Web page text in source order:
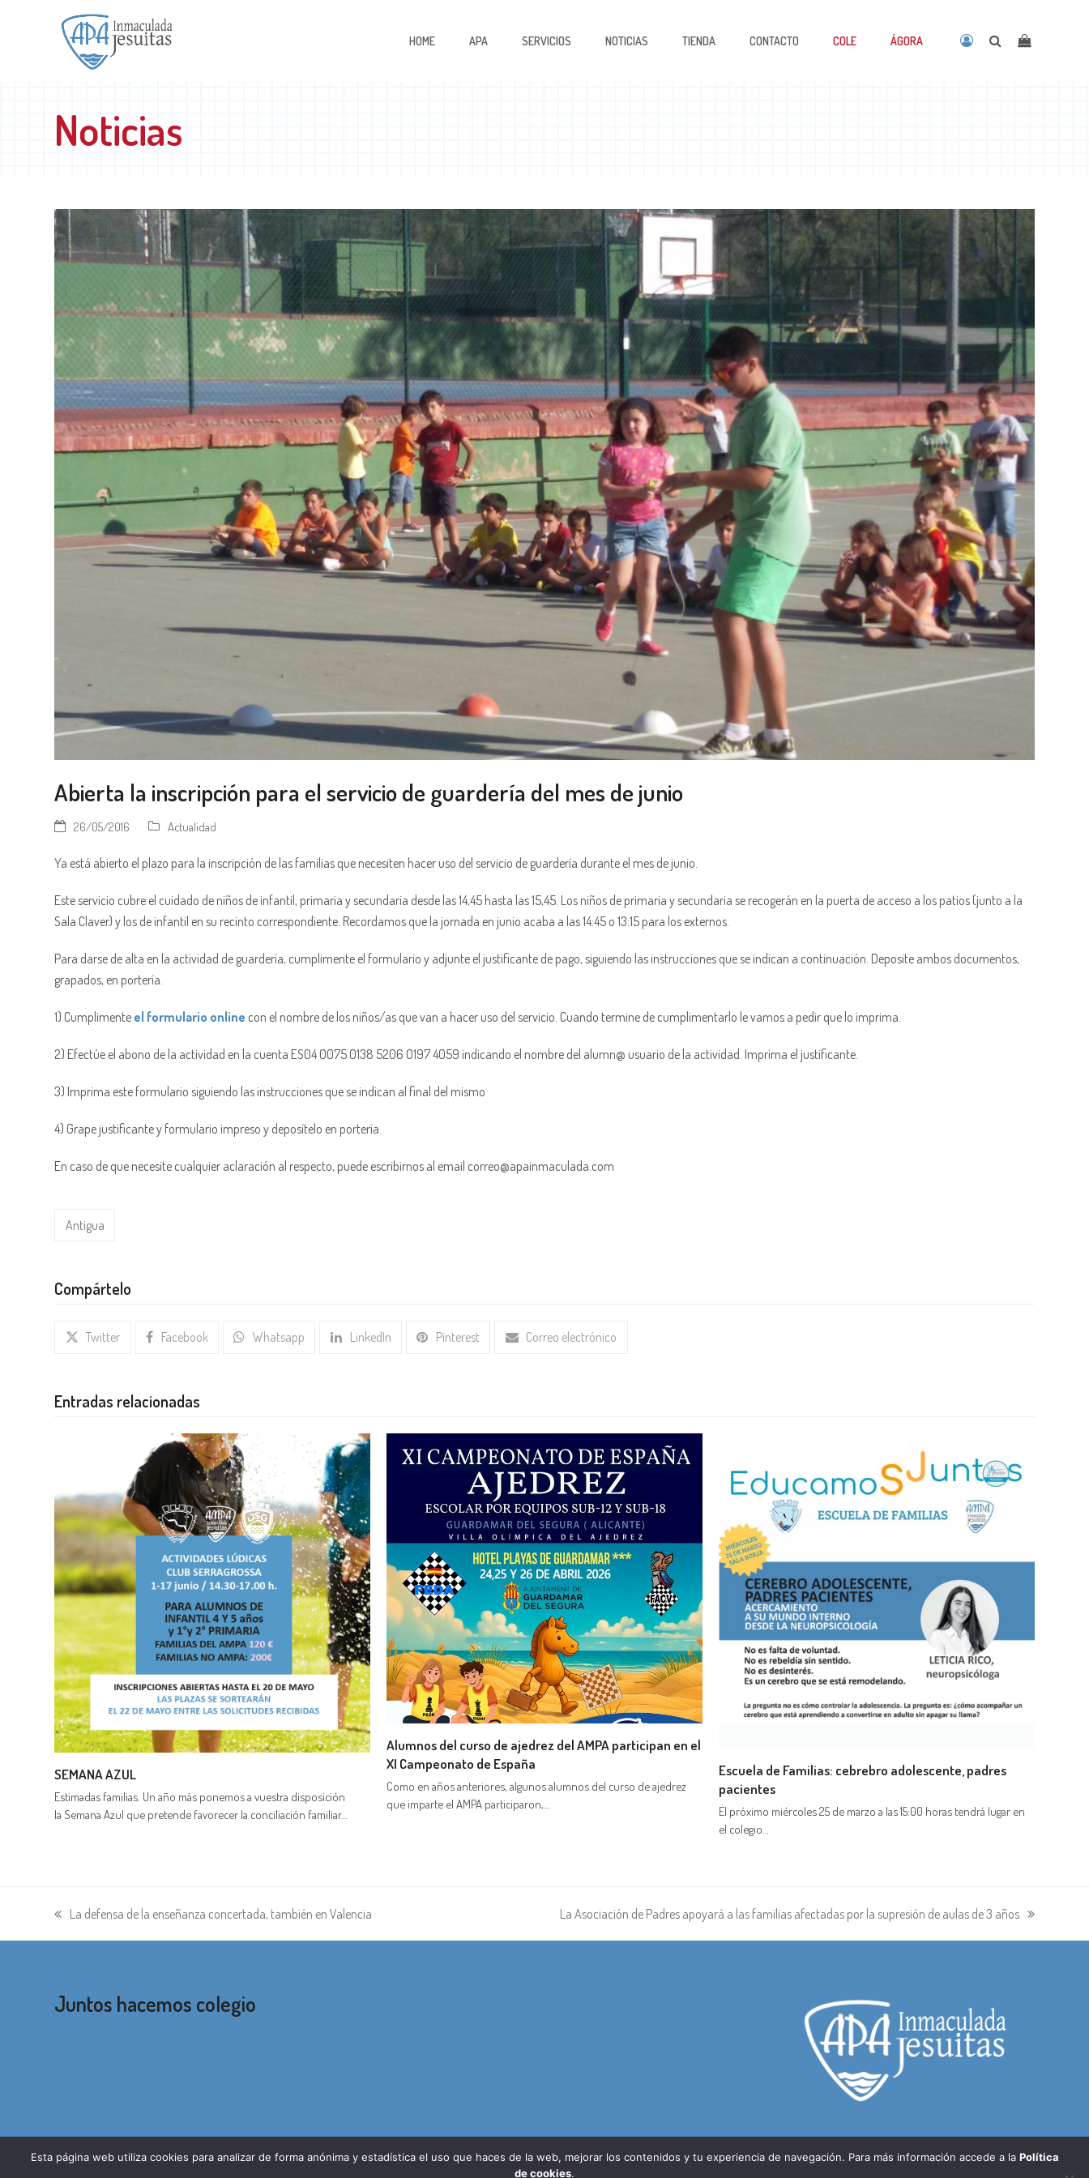
HOME APA SERVICIOS NOTICIAS TIENDA CONTACTO COLE ÁGORA
Noticias
Abierta la inscripción para el servicio de guardería del mes de junio
26/05/2016 Actualidad
Ya está abierto el plazo para la inscripción de las familias que necesiten hacer uso del servicio de guardería durante el mes de junio.
Este servicio cubre el cuidado de niños de infantil, primaria y secundaria desde las 14,45 hasta las 15,45. Los niños de primaria y secundaria se recogerán en la puerta de acceso a los patios (junto a la
Sala Claver) y los de infantil en su recinto correspondiente. Recordamos que la jornada en junio acaba a las 14:45 o 13:15 para los externos.
Para darse de alta en la actividad de guardería, cumplimente el formulario y adjunte el justificante de pago, siguiendo las instrucciones que se indican a continuación. Deposite ambos documentos,
grapados, en portería.
1) Cumplimente el formulario online con el nombre de los niños/as que van a hacer uso del servicio. Cuando termine de cumplimentarlo le vamos a pedir que lo imprima.
2) Efectúe el abono de la actividad en la cuenta ES04 0075 0138 5206 0197 4059 indicando el nombre del alumn@ usuario de la actividad. Imprima el justificante.
3) Imprima este formulario siguiendo las instrucciones que se indican al final del mismo
4) Grape justificante y formulario impreso y deposítelo en portería.
En caso de que necesite cualquier aclaración al respecto, puede escribirnos al email correo@apainmaculada.com
Antigua
Compártelo
Twitter Facebook Whatsapp LinkedIn Pinterest Correo electrónico
Entradas relacionadas
SEMANA AZUL
Estimadas familias. Un año más ponemos a vuestra disposición
la Semana Azul que pretende favorecer la conciliación familiar…
Alumnos del curso de ajedrez del AMPA participan en el
XI Campeonato de España
Como en años anteriores, algunos alumnos del curso de ajedrez
que imparte el AMPA participaron,…
Escuela de Familias: cebrebro adolescente, padres
pacientes
El próximo miércoles 25 de marzo a las 15:00 horas tendrá lugar en
el colegio…
entrada
anterior:
La defensa de la enseñanza concertada, también en Valencia
siguiente:
La Asociación de Padres apoyará a las familias afectadas por la supresión de aulas de 3 años
Juntos hacemos colegio
Esta página web utiliza cookies para analizar de forma anónima y estadística el uso que haces de la web, mejorar los contenidos y tu experiencia de navegación. Para más información accede a la Política
de cookies.